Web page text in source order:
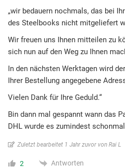
„wir bedauern nochmals, das bei
des Steelbooks nicht mitgeliefert
Wir freuen uns Ihnen mitteilen zu
sich nun auf den Weg zu Ihnen
In den nächsten Werktagen wird
Ihrer Bestellung angegebene
Vielen Dank für Ihre Geduld.“
Bin dann mal gespannt wann das
DHL wurde es zumindest
Zuletzt bearbeitet 1 Jahr zuvor von Rai L
2 Antworten